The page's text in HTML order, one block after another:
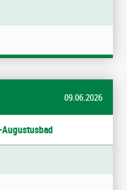
09.06.2026
Augustusbad